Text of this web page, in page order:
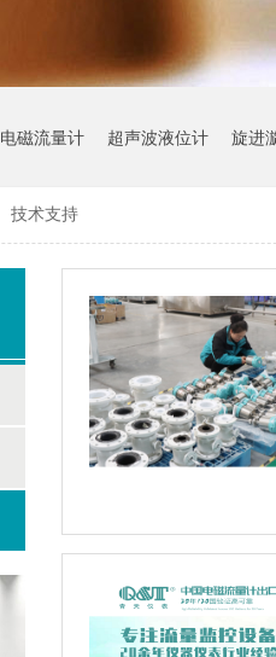
电磁流量计 超声波液位计 旋进
技术支持